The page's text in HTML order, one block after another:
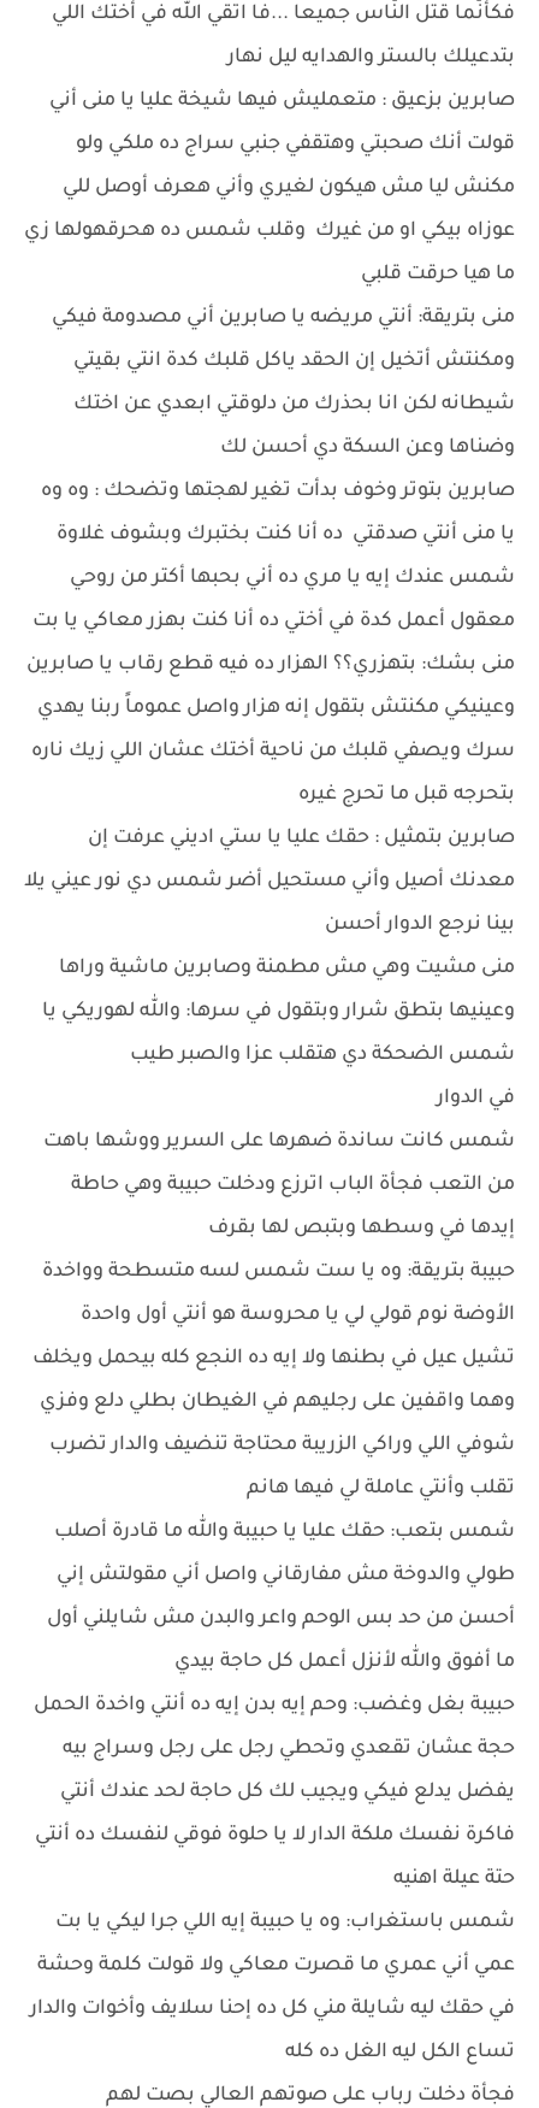
فكأنَّما قتل النَّاس جميعا ...فا اتقي الله في أختك اللي
بتدعيلك بالستر والهدايه ليل نهار
صابرين بزعيق : متعمليش فيها شيخة عليا يا منى أني
قولت أنك صحبتي وهتقفي جنبي سراج ده ملكي ولو
مكنش ليا مش هيكون لغيري وأني هعرف أوصل للي
عوزاه بيكي او من غيرك وقلب شمس ده هحرقهولها زي
ما هيا حرقت قلبي
منى بتريقة: أنتي مريضه يا صابرين أني مصدومة فيكي
ومكنتش أتخيل إن الحقد ياكل قلبك كدة انتي بقيتي
شيطانه لكن انا بحذرك من دلوقتي ابعدي عن اختك
وضناها وعن السكة دي أحسن لك
صابرين بتوتر وخوف بدأت تغير لهجتها وتضحك : وه وه
يا منى أنتي صدقتي ده أنا كنت بختبرك وبشوف غلاوة
شمس عندك إيه يا مري ده أني بحبها أكتر من روحي
معقول أعمل كدة في أختي ده أنا كنت بهزر معاكي يا بت
منى بشك: بتهزري؟؟ الهزار ده فيه قطع رقاب يا صابرين
وعينيكي مكنتش بتقول إنه هزار واصل عموماً ربنا يهدي
سرك ويصفي قلبك من ناحية أختك عشان اللي زيك ناره
بتحرجه قبل ما تحرج غيره
صابرين بتمثيل : حقك عليا يا ستي اديني عرفت إن
معدنك أصيل وأني مستحيل أضر شمس دي نور عيني يلا
بينا نرجع الدوار أحسن
منى مشيت وهي مش مطمنة وصابرين ماشية وراها
وعينيها بتطق شرار وبتقول في سرها: والله لهوريكي يا
شمس الضحكة دي هتقلب عزا والصبر طيب
في الدوار
شمس كانت ساندة ضهرها على السرير ووشها باهت
من التعب فجأة الباب اترزع ودخلت حبيبة وهي حاطة
إيدها في وسطها وبتبص لها بقرف
حبيبة بتريقة: وه يا ست شمس لسه متسطحة وواخدة
الأوضة نوم قولي لي يا محروسة هو أنتي أول واحدة
تشيل عيل في بطنها ولا إيه ده النجع كله بيحمل ويخلف
وهما واقفين على رجليهم في الغيطان بطلي دلع وفزي
شوفي اللي وراكي الزريبة محتاجة تنضيف والدار تضرب
تقلب وأنتي عاملة لي فيها هانم
شمس بتعب: حقك عليا يا حبيبة والله ما قادرة أصلب
طولي والدوخة مش مفارقاني واصل أني مقولتش إني
أحسن من حد بس الوحم واعر والبدن مش شايلني أول
ما أفوق والله لأنزل أعمل كل حاجة بيدي
حبيبة بغل وغضب: وحم إيه بدن إيه ده أنتي واخدة الحمل
حجة عشان تقعدي وتحطي رجل على رجل وسراج بيه
يفضل يدلع فيكي ويجيب لك كل حاجة لحد عندك أنتي
فاكرة نفسك ملكة الدار لا يا حلوة فوقي لنفسك ده أنتي
حتة عيلة اهنيه
شمس باستغراب: وه يا حبيبة إيه اللي جرا ليكي يا بت
عمي أني عمري ما قصرت معاكي ولا قولت كلمة وحشة
في حقك ليه شايلة مني كل ده إحنا سلايف وأخوات والدار
تساع الكل ليه الغل ده كله
فجأة دخلت رباب على صوتهم العالي بصت لهم